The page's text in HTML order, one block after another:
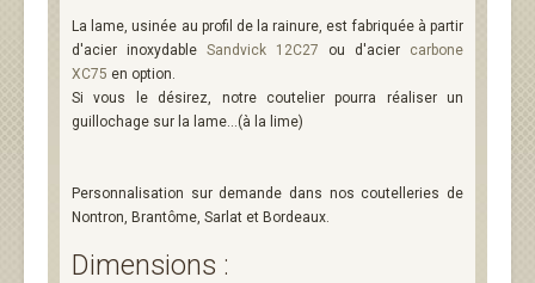
La lame, usinée au profil de la rainure, est fabriquée à partir
d'acier inoxydable Sandvick 12C27 ou d'acier carbone
XC75 en option.
Si vous le désirez, notre coutelier pourra réaliser un
guillochage sur la lame...(à la lime)
Personnalisation sur demande dans nos coutelleries de
Nontron, Brantôme, Sarlat et Bordeaux.
Dimensions :